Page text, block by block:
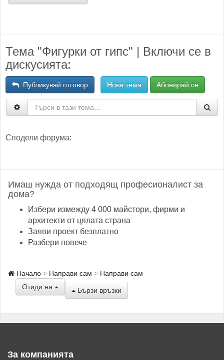
Тема "Фигурки от гипс" | Включи се в
дискусията:
Публикувай отговор Нова тема Абонирай се
Сподели форума:
Имаш нужда от подходящ професионалист за
дома?
Избери измежду 4 000 майстори, фирми и
архитекти от цялата страна
Заяви проект безплатно
Разбери повече
Начало Направи сам
Направи сам
Отиди на
Бързи връзки
За компанията